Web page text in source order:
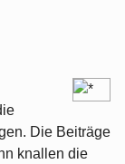
Die Beiträge
knallen die